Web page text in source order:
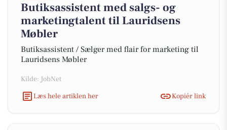
Butiksassistent med salgs- og
marketingtalent til Lauridsens
Møbler
Butiksassistent / Sælger med flair for marketing til
Lauridsens Møbler
Kilde: JobNet
Læs hele artiklen her
Kopiér link